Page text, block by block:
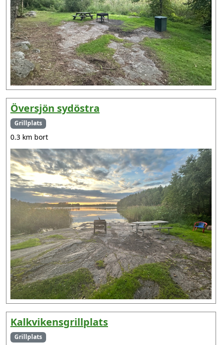
Översjön sydöstra
Grillplats
0.3 km bort
Kalkvikensgrillplats
Grillplats